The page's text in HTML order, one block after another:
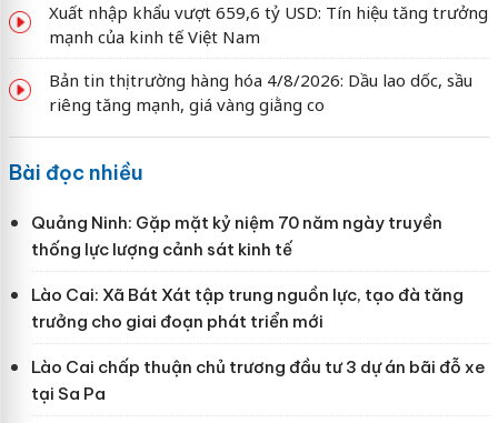
Xuất nhập khẩu vượt 659,6 tỷ USD: Tín hiệu tăng trưởng
mạnh của kinh tế Việt Nam
Bản tin thị trường hàng hóa 4/8/2026: Dầu lao dốc, sầu
riêng tăng mạnh, giá vàng giằng co
Bài đọc nhiều
Quảng Ninh: Gặp mặt kỷ niệm 70 năm ngày truyền
thống lực lượng cảnh sát kinh tế
Lào Cai: Xã Bát Xát tập trung nguồn lực, tạo đà tăng
trưởng cho giai đoạn phát triển mới
Lào Cai chấp thuận chủ trương đầu tư 3 dự án bãi đỗ xe
tại Sa Pa